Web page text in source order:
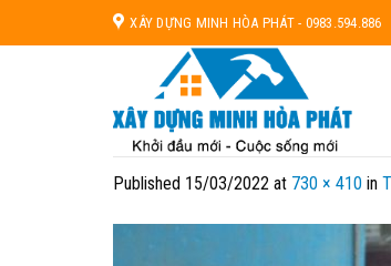
to
XÂY DỰNG MINH HÒA PHÁT - 0983.594.886
Published 15/03/2022 at 730 × 410 in